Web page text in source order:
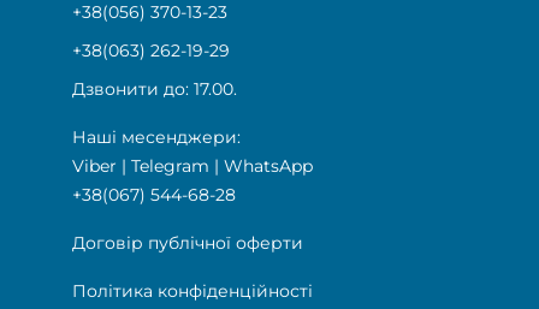
+38(056) 370-13-23
+38(063) 262-19-29
Дзвонити до: 17.00.
Наші месенджери:
Viber | Telegram | WhatsApp
+38(067) 544-68-28
Договір публічної оферти
Політика конфіденційності